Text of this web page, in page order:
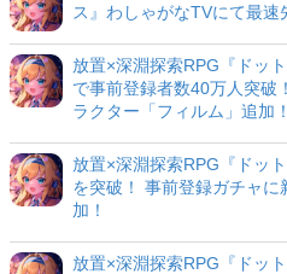
ス』わしゃがなTVにて最速
放置×深淵探索RPG『ドッ
で事前登録者数40万人突破
ラクター「フィルム」追加！
放置×深淵探索RPG『ドッ
を突破！ 事前登録ガチャに
加！
放置×深淵探索RPG『ドッ